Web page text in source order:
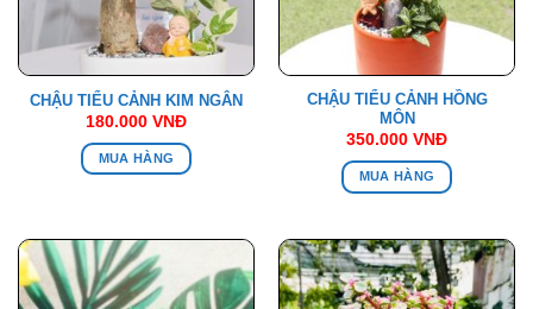
CHẬU TIỂU CẢNH KIM NGÂN
180.000 VNĐ
MUA HÀNG
CHẬU TIỂU CẢNH HỒNG
MÔN
350.000 VNĐ
MUA HÀNG